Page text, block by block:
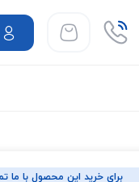
برای خرید این محصول با ما